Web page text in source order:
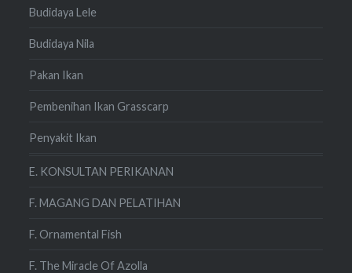
Budidaya Lele
Budidaya Nila
Pakan Ikan
Pembenihan Ikan Grasscarp
Penyakit Ikan
E. KONSULTAN PERIKANAN
F. MAGANG DAN PELATIHAN
F. Ornamental Fish
F. The Miracle Of Azolla